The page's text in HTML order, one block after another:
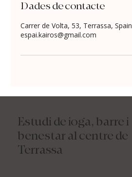
Dades de contacte
Carrer de Volta, 53, Terrassa, Spain
espai.kairos@gmail.com
Estudi de ioga, barre i
benestar al centre de
Terrassa